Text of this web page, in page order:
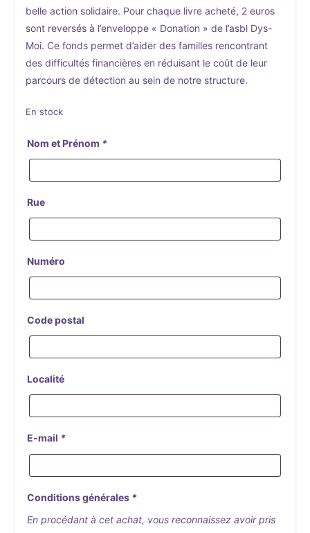
belle action solidaire. Pour chaque livre acheté, 2 euros
sont reversés à l’enveloppe « Donation » de l’asbl Dys-
Moi. Ce fonds permet d’aider des familles rencontrant
des difficultés financières en réduisant le coût de leur
parcours de détection au sein de notre structure.
En stock
Nom et Prénom *
Rue
Numéro
Code postal
Localité
E-mail *
Conditions générales *
En procédant à cet achat, vous reconnaissez avoir pris